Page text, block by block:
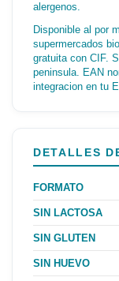
alergenos.
Disponible al por
supermercados
gratuita con CIF.
peninsula. EAN
integracion en tu
DETALLES
FORMATO
SIN LACTOSA
SIN GLUTEN
SIN HUEVO